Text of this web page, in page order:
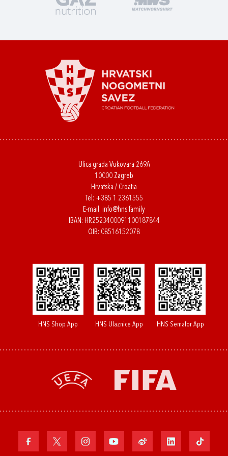
Ulica grada Vukovara 269A
10000 Zagreb
Hrvatska / Croatia
Tel: +385 1 2361555
E-mail: info@hns.family
IBAN: HR2523400091100187844
OIB: 08516152078
HNS Shop App HNS Ulaznice App HNS Semafor App